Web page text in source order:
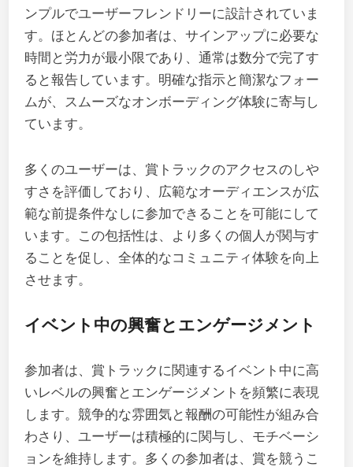
ンプルでユーザーフレンドリーに設計されていま
す。ほとんどの参加者は、サインアップに必要な
時間と労力が最小限であり、通常は数分で完了す
ると報告しています。明確な指示と簡潔なフォー
ムが、スムーズなオンボーディング体験に寄与し
ています。
多くのユーザーは、賞トラックのアクセスのしや
すさを評価しており、広範なオーディエンスが広
範な前提条件なしに参加できることを可能にして
います。この包括性は、より多くの個人が関与す
ることを促し、全体的なコミュニティ体験を向上
させます。
イベント中の興奮とエンゲージメント
参加者は、賞トラックに関連するイベント中に高
いレベルの興奮とエンゲージメントを頻繁に表現
します。競争的な雰囲気と報酬の可能性が組み合
わさり、ユーザーは積極的に関与し、モチベーシ
ョンを維持します。多くの参加者は、賞を競うこ